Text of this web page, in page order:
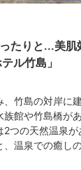
たりと...美
ル竹島」
、竹島の対岸に
族館や竹島橋が
2つの天然温泉
、温泉での癒し